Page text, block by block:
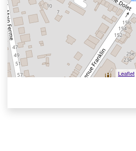
Leaflet